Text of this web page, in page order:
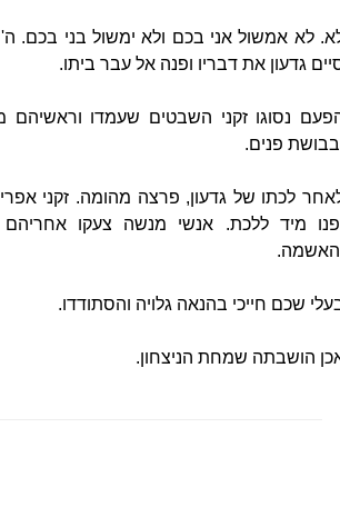
לא אמשול אני בכם ולא ימשול בני בכם.
גדעון את דבריו ופנה אל עבר ביתו.
נסוגו זקני השבטים שעמדו וראשיהם
פנים.
לכתו של גדעון, פרצה מהומה. זקני
מיד ללכת. אנשי מנשה צעקו אחריהם
שכם חייכי בהנאה גלויה והסתודדו.
הושבתה שמחת הניצחון.